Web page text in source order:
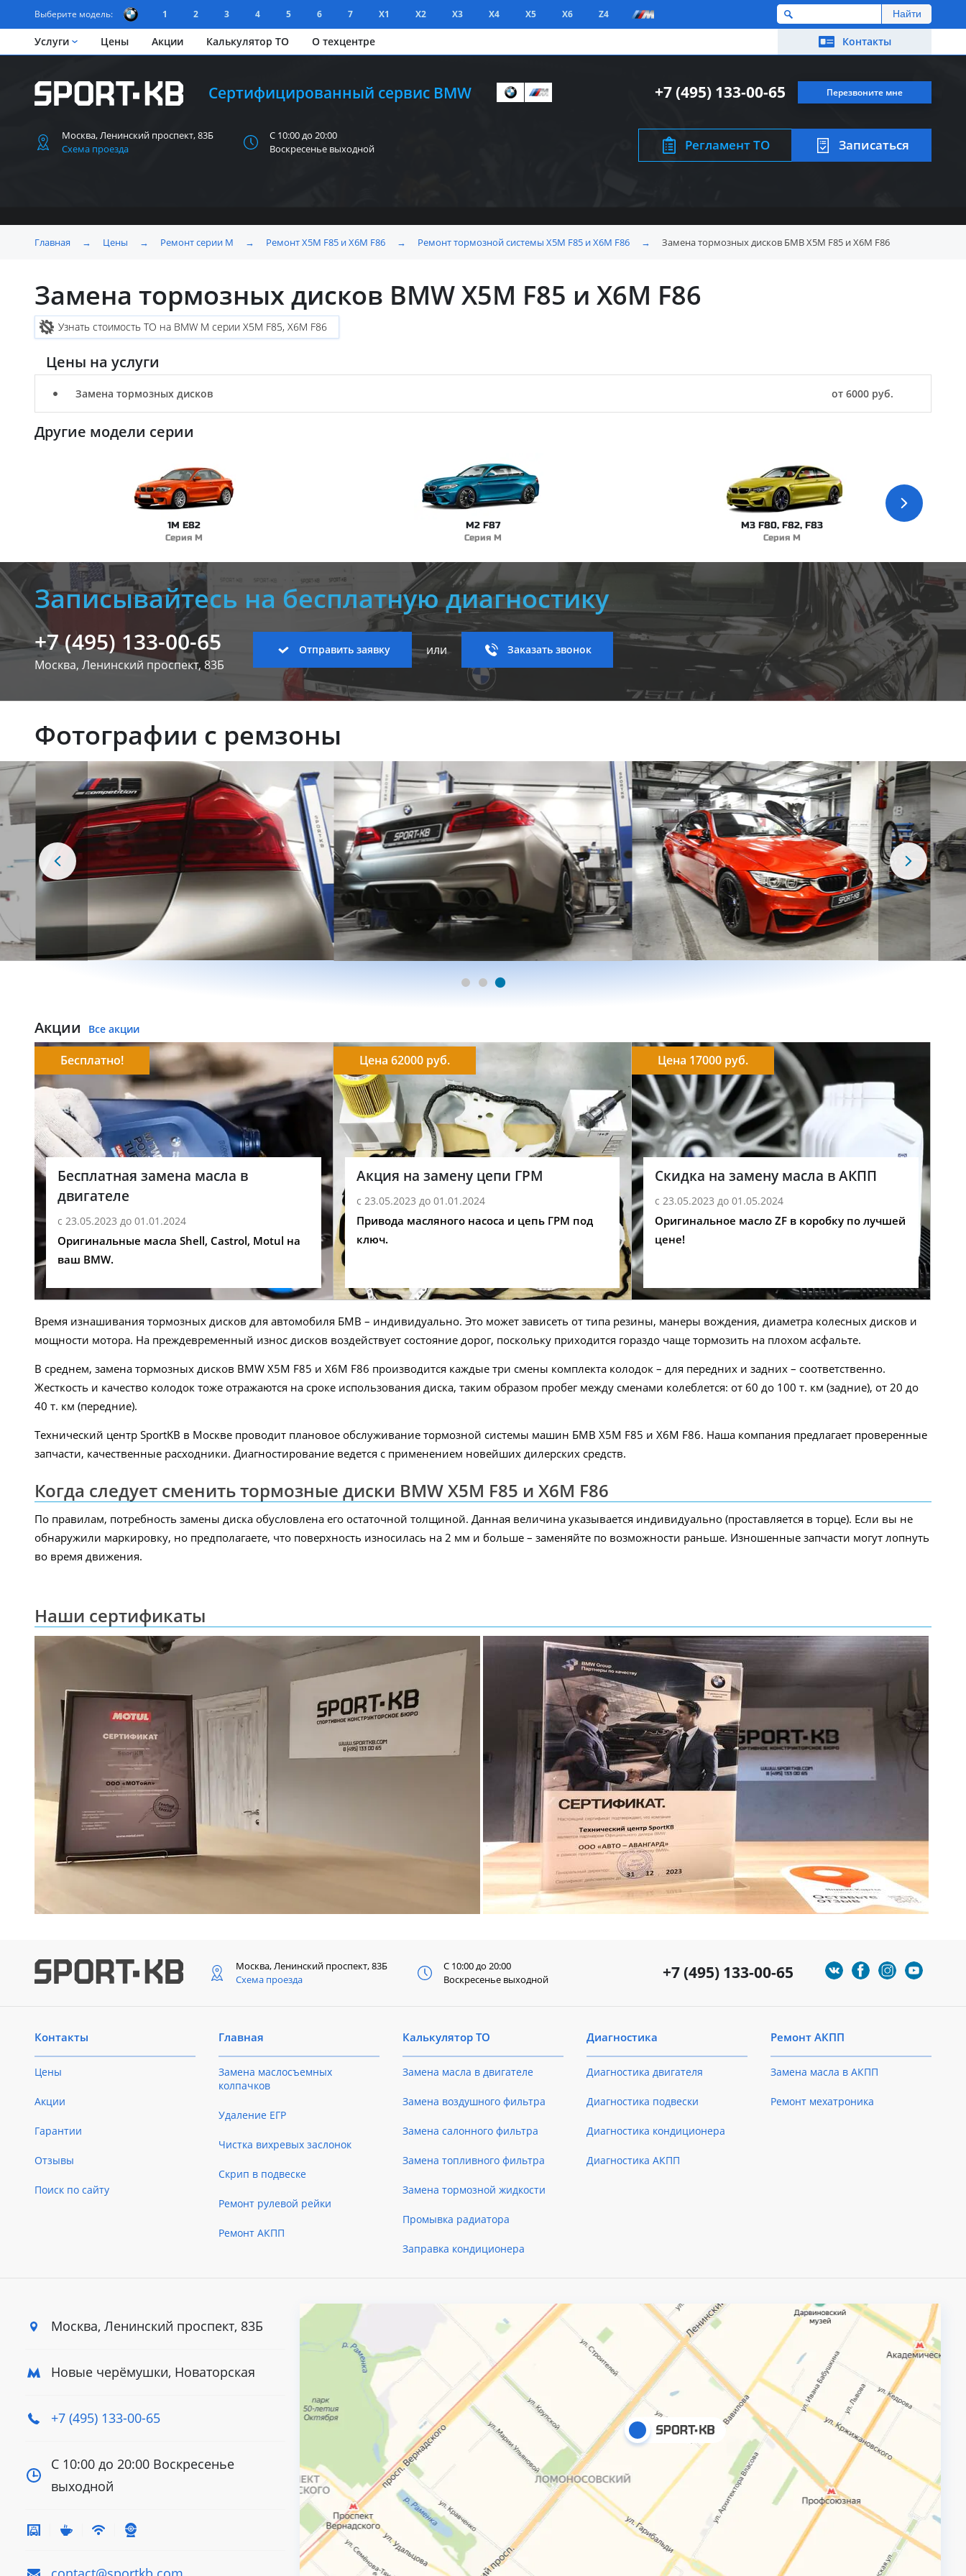
Выберите модель: 1 2 3 4 5 6 7 X1 X2 X3 X4 X5 X6 Z4
Услуги Цены Акции Калькулятор ТО О техцентре Контакты
Сертифицированный сервис BMW Перезвоните мне
+7 (495) 133-00-65
Москва, Ленинский проспект, 83Б
Схема проезда
С 10:00 до 20:00
Воскресенье выходной
Регламент ТО Записаться
Главная → Цены → Ремонт серии M → Ремонт X5M F85 и X6M F86 → Ремонт тормозной системы X5M F85 и X6M F86 → Замена тормозных дисков БМВ X5M F85 и X6M F86
Замена тормозных дисков BMW X5M F85 и X6M F86
Узнать стоимость ТО на BMW M серии X5M F85, X6M F86
Цены на услуги
Замена тормозных дисков от 6000 руб.
Другие модели серии
1M E82
Серия M
M2 F87
Серия M
M3 F80, F82, F83
Серия M
Записывайтесь на бесплатную диагностику
+7 (495) 133-00-65
Москва, Ленинский проспект, 83Б
Отправить заявку или Заказать звонок
Фотографии с ремзоны
Акции Все акции
Бесплатная замена масла в
двигателе
с 23.05.2023 до 01.01.2024
Бесплатно!
Оригинальные масла Shell, Castrol, Motul на
ваш BMW.
Акция на замену цепи ГРМ
с 23.05.2023 до 01.01.2024
Цена 62000 руб.
Привода масляного насоса и цепь ГРМ под
ключ.
Скидка на замену масла в АКПП
с 23.05.2023 до 01.05.2024
Цена 17000 руб.
Оригинальное масло ZF в коробку по лучшей
цене!
Время изнашивания тормозных дисков для автомобиля БМВ – индивидуально. Это может зависеть от типа резины, манеры вождения, диаметра колесных дисков и
мощности мотора. На преждевременный износ дисков воздействует состояние дорог, поскольку приходится гораздо чаще тормозить на плохом асфальте.
В среднем, замена тормозных дисков BMW X5M F85 и X6M F86 производится каждые три смены комплекта колодок – для передних и задних – соответственно.
Жесткость и качество колодок тоже отражаются на сроке использования диска, таким образом пробег между сменами колеблется: от 60 до 100 т. км (задние), от 20 до
40 т. км (передние).
Технический центр SportKB в Москве проводит плановое обслуживание тормозной системы машин БМВ X5M F85 и X6M F86. Наша компания предлагает проверенные
запчасти, качественные расходники. Диагностирование ведется с применением новейших дилерских средств.
Когда следует сменить тормозные диски BMW X5M F85 и X6M F86
По правилам, потребность замены диска обусловлена его остаточной толщиной. Данная величина указывается индивидуально (проставляется в торце). Если вы не
обнаружили маркировку, но предполагаете, что поверхность износилась на 2 мм и больше – заменяйте по возможности раньше. Изношенные запчасти могут лопнуть
во время движения.
Наши сертификаты
+7 (495) 133-00-65
Москва, Ленинский проспект, 83Б
Схема проезда
С 10:00 до 20:00
Воскресенье выходной
Контакты
Цены
Акции
Гарантии
Отзывы
Поиск по сайту
Главная
Замена маслосъемных
колпачков
Удаление ЕГР
Чистка вихревых заслонок
Скрип в подвеске
Ремонт рулевой рейки
Ремонт АКПП
Калькулятор ТО
Замена масла в двигателе
Замена воздушного фильтра
Замена салонного фильтра
Замена топливного фильтра
Замена тормозной жидкости
Промывка радиатора
Заправка кондиционера
Диагностика
Диагностика двигателя
Диагностика подвески
Диагностика кондиционера
Диагностика АКПП
Ремонт АКПП
Замена масла в АКПП
Ремонт мехатроника
Москва, Ленинский проспект, 83Б
Новые черёмушки, Новаторская
+7 (495) 133-00-65
С 10:00 до 20:00 Воскресенье
выходной